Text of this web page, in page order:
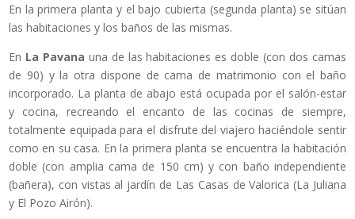
En la primera planta y el bajo cubierta (segunda planta) se sitúan
las habitaciones y los baños de las mismas.
En La Pavana una de las habitaciones es doble (con dos camas
de 90) y la otra dispone de cama de matrimonio con el baño
incorporado. La planta de abajo está ocupada por el salón-estar
y cocina, recreando el encanto de las cocinas de siempre,
totalmente equipada para el disfrute del viajero haciéndole sentir
como en su casa. En la primera planta se encuentra la habitación
doble (con amplia cama de 150 cm) y con baño independiente
(bañera), con vistas al jardín de Las Casas de Valorica (La Juliana
y El Pozo Airón).